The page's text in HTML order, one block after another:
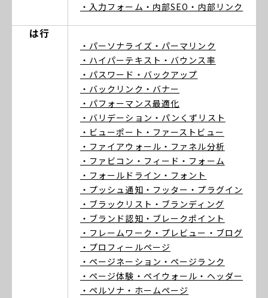
・入力フォーム ・内部SEO ・内部リンク
は行
・パーソナライズ ・パーマリンク
・ハイパーテキスト ・バウンス率
・パスワード ・バックアップ
・バックリンク ・バナー
・パフォーマンス最適化
・バリデーション ・パンくずリスト
・ビューポート ・ファーストビュー
・ファイアウォール ・ファネル分析
・ファビコン ・フィード ・フォーム
・フォールドライン ・フォント
・プッシュ通知 ・フッター ・プラグイン
・ブラックリスト ・ブランディング
・ブランド認知 ・ブレークポイント
・フレームワーク ・プレビュー ・ブログ
・プロフィールページ
・ページネーション ・ページランク
・ページ体験 ・ペイウォール ・ヘッダー
・ペルソナ ・ホームページ